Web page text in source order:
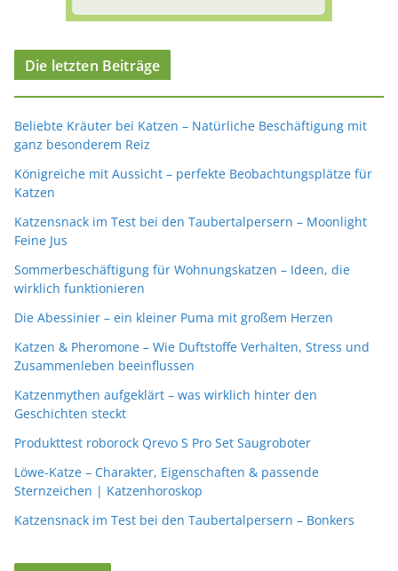
Die letzten Beiträge
Beliebte Kräuter bei Katzen – Natürliche Beschäftigung mit
ganz besonderem Reiz
Königreiche mit Aussicht – perfekte Beobachtungsplätze für
Katzen
Katzensnack im Test bei den Taubertalpersern – Moonlight
Feine Jus
Sommerbeschäftigung für Wohnungskatzen – Ideen, die
wirklich funktionieren
Die Abessinier – ein kleiner Puma mit großem Herzen
Katzen & Pheromone – Wie Duftstoffe Verhalten, Stress und
Zusammenleben beeinflussen
Katzenmythen aufgeklärt – was wirklich hinter den
Geschichten steckt
Produkttest roborock Qrevo S Pro Set Saugroboter
Löwe-Katze – Charakter, Eigenschaften & passende
Sternzeichen | Katzenhoroskop
Katzensnack im Test bei den Taubertalpersern – Bonkers